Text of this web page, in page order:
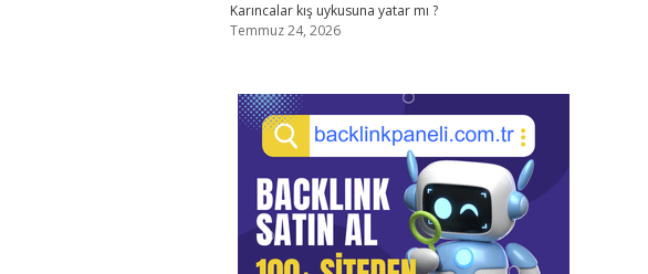
Karıncalar kış uykusuna yatar mı ?
Temmuz 24, 2026